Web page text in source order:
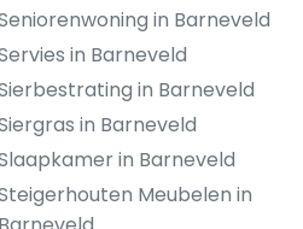
in Barneveld
in Barneveld
in Barneveld
in Barneveld
in Barneveld
Meubelen in